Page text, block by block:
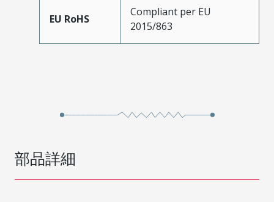
EU RoHS
Compliant per EU
2015/863
部品詳細